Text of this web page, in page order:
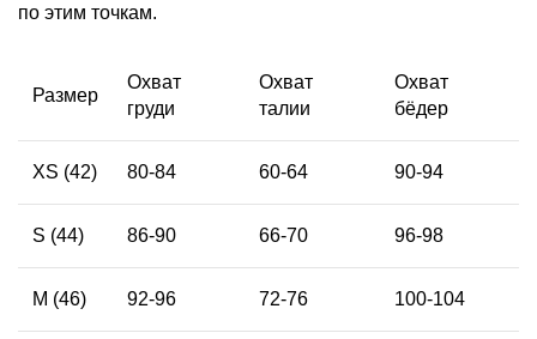
по этим точкам.
Размер
Охват
груди
Охват
талии
Охват
бёдер
XS (42) 80-84 60-64 90-94
S (44) 86-90 66-70 96-98
М (46) 92-96 72-76 100-104